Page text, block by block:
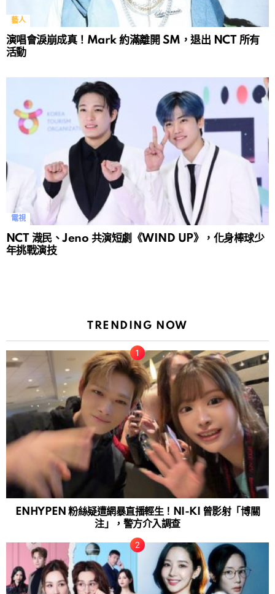
藝人
演唱會淚崩成真！Mark 約滿離開 SM，退出 NCT 所有
活動
電視
NCT 渽民、Jeno 共演短劇《WIND UP》，化身棒球少
年挑戰演技
TRENDING NOW
ENHYPEN 粉絲疑遭網暴直播輕生！NI-KI 曾影射「博關
注」，警方介入調查